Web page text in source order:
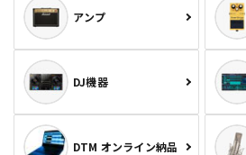
アンプ
DJ機器
DTM オンライン納品